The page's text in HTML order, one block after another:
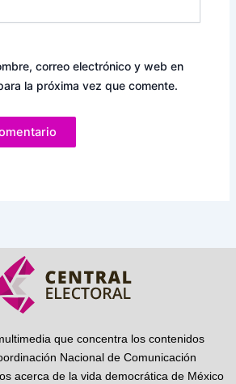
correo electrónico y web en
la próxima vez que comente.
que concentra los contenidos
Nacional de Comunicación
acerca de la vida democrática de México